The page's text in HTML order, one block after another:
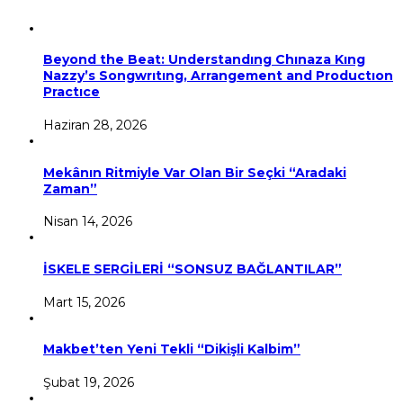
Beyond the Beat: Understandıng Chınaza Kıng
Nazzy’s Songwrıtıng, Arrangement and Productıon
Practıce
Haziran 28, 2026
Mekânın Ritmiyle Var Olan Bir Seçki “Aradaki
Zaman”
Nisan 14, 2026
İSKELE SERGİLERİ “SONSUZ BAĞLANTILAR”
Mart 15, 2026
Makbet’ten Yeni Tekli “Dikişli Kalbim”
Şubat 19, 2026